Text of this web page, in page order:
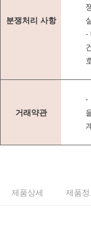
분쟁처리 사항
-
거래약관
-
제품상세 제품